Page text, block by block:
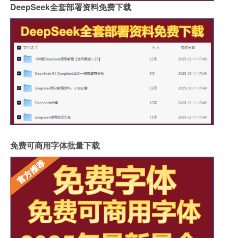
DeepSeek全套部署资料免费下载
免费可商用字体批量下载